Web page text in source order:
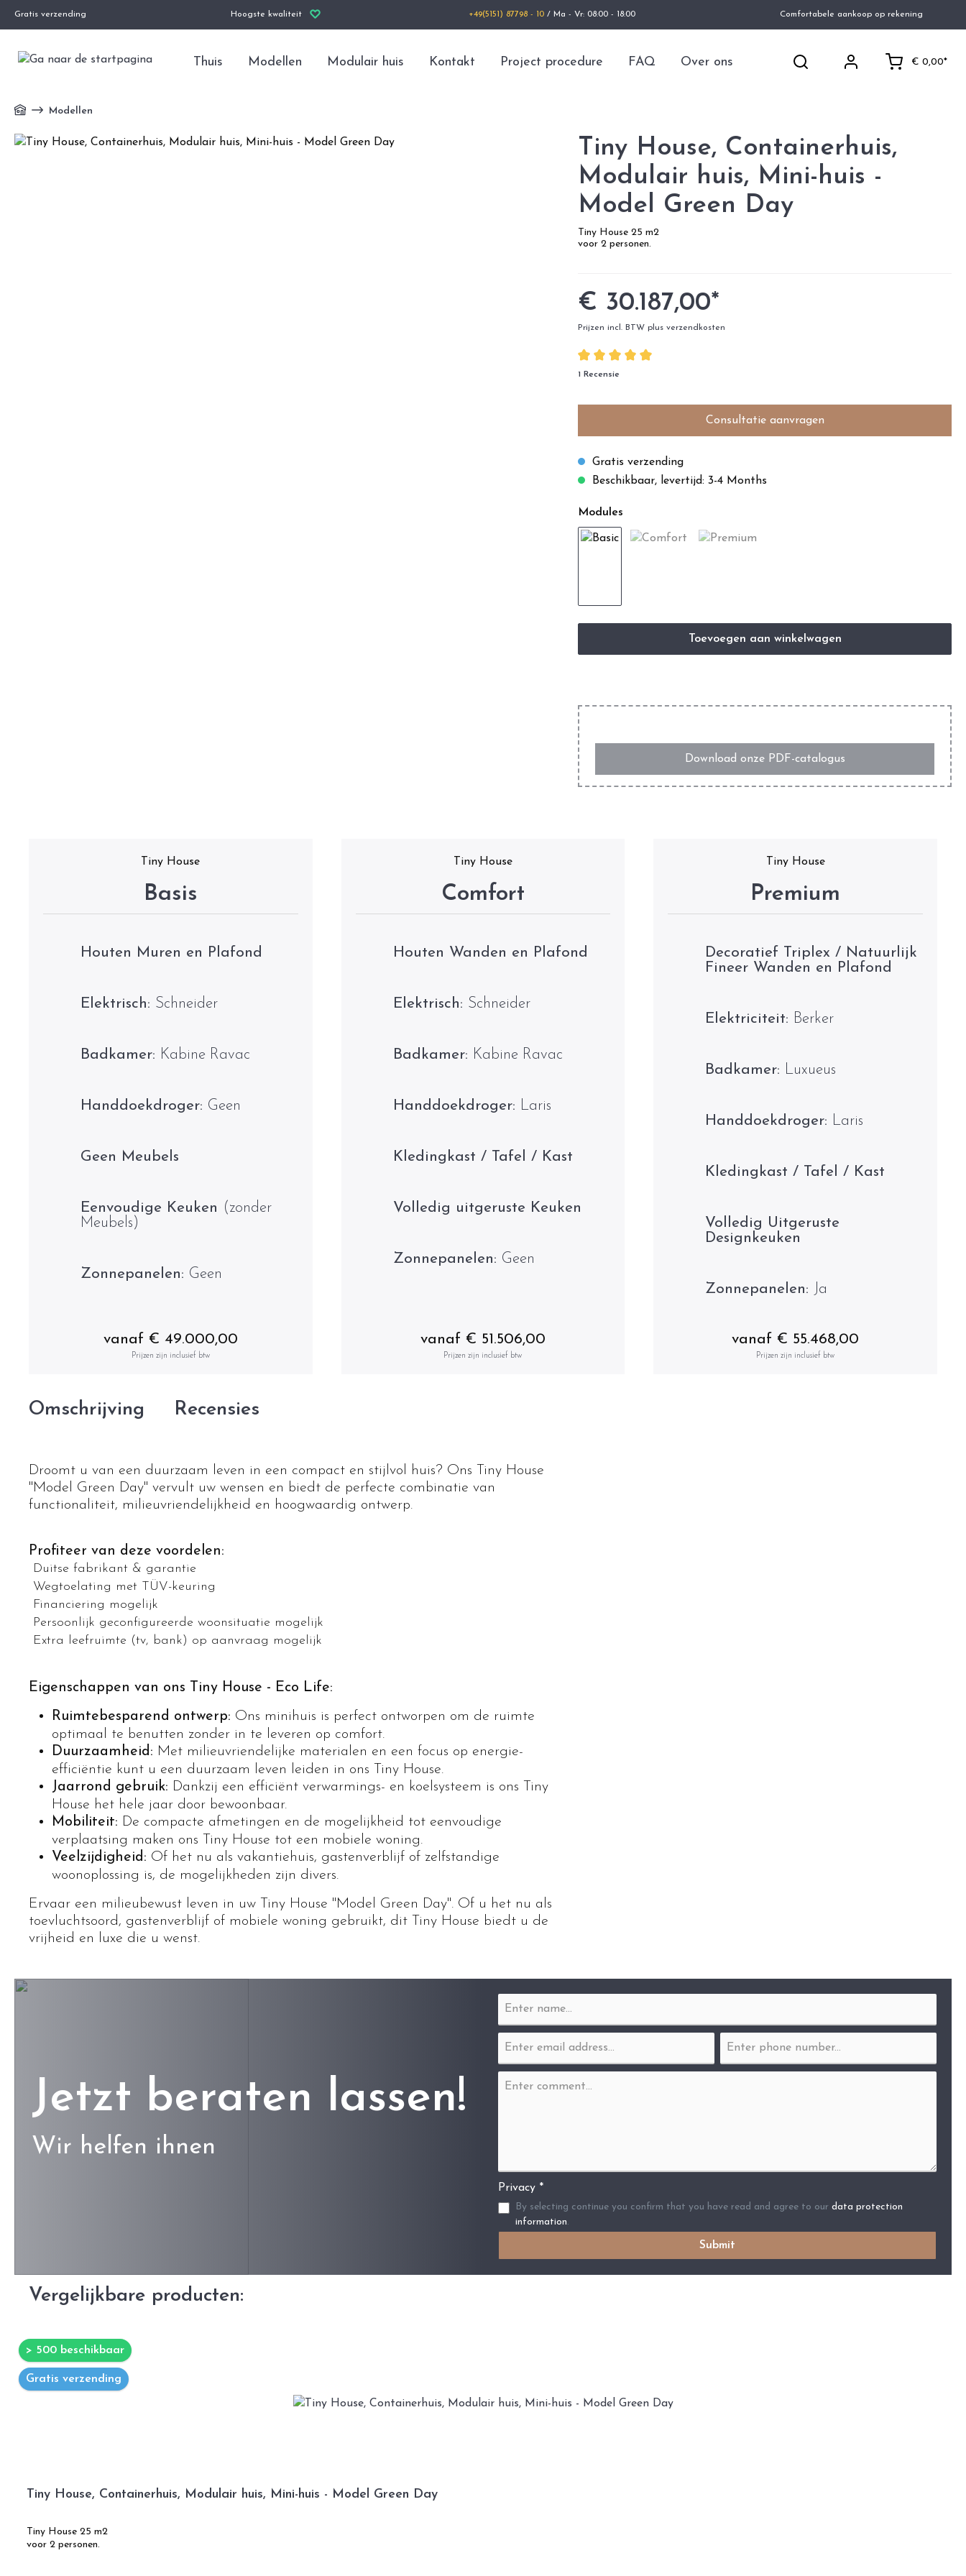
Gratis verzending Hoogste kwaliteit +49(5151) 87798 - 10 / Ma - Vr: 08:00 - 18:00 Comfortabele aankoop op rekening
Thuis Modellen Modulair huis Kontakt Project procedure FAQ Over ons € 0,00*
Modellen
Tiny House, Containerhuis,
Modulair huis, Mini-huis -
Model Green Day
Tiny House 25 m2
voor 2 personen.
€ 30.187,00*
Prijzen incl. BTW plus verzendkosten
1 Recensie
Consultatie aanvragen
Gratis verzending
Beschikbaar, levertijd: 3-4 Months
Modules
Toevoegen aan winkelwagen
Download onze PDF-catalogus
Tiny House
Basis
Houten Muren en Plafond
Elektrisch: Schneider
Badkamer: Kabine Ravac
Handdoekdroger: Geen
Geen Meubels
Eenvoudige Keuken (zonder
Meubels)
Zonnepanelen: Geen
vanaf € 49.000,00
Prijzen zijn inclusief btw
Tiny House
Comfort
Houten Wanden en Plafond
Elektrisch: Schneider
Badkamer: Kabine Ravac
Handdoekdroger: Laris
Kledingkast / Tafel / Kast
Volledig uitgeruste Keuken
Zonnepanelen: Geen
vanaf € 51.506,00
Prijzen zijn inclusief btw
Tiny House
Premium
Decoratief Triplex / Natuurlijk
Fineer Wanden en Plafond
Elektriciteit: Berker
Badkamer: Luxueus
Handdoekdroger: Laris
Kledingkast / Tafel / Kast
Volledig Uitgeruste
Designkeuken
Zonnepanelen: Ja
vanaf € 55.468,00
Prijzen zijn inclusief btw
Omschrijving Recensies
Droomt u van een duurzaam leven in een compact en stijlvol huis? Ons Tiny House
"Model Green Day" vervult uw wensen en biedt de perfecte combinatie van
functionaliteit, milieuvriendelijkheid en hoogwaardig ontwerp.
Profiteer van deze voordelen:
Duitse fabrikant & garantie
Wegtoelating met TÜV-keuring
Financiering mogelijk
Persoonlijk geconfigureerde woonsituatie mogelijk
Extra leefruimte (tv, bank) op aanvraag mogelijk
Eigenschappen van ons Tiny House - Eco Life:
Ruimtebesparend ontwerp: Ons minihuis is perfect ontworpen om de ruimte
optimaal te benutten zonder in te leveren op comfort.
Duurzaamheid: Met milieuvriendelijke materialen en een focus op energie-
efficiëntie kunt u een duurzaam leven leiden in ons Tiny House.
Jaarrond gebruik: Dankzij een efficiënt verwarmings- en koelsysteem is ons Tiny
House het hele jaar door bewoonbaar.
Mobiliteit: De compacte afmetingen en de mogelijkheid tot eenvoudige
verplaatsing maken ons Tiny House tot een mobiele woning.
Veelzijdigheid: Of het nu als vakantiehuis, gastenverblijf of zelfstandige
woonoplossing is, de mogelijkheden zijn divers.
Ervaar een milieubewust leven in uw Tiny House "Model Green Day". Of u het nu als
toevluchtsoord, gastenverblijf of mobiele woning gebruikt, dit Tiny House biedt u de
vrijheid en luxe die u wenst.
Jetzt beraten lassen!
Wir helfen ihnen
Privacy *
By selecting continue you confirm that you have read and agree to our data protection
information.
Submit
Vergelijkbare producten:
> 500 beschikbaar
Gratis verzending
Tiny House, Containerhuis, Modulair huis, Mini-huis - Model Green Day
Tiny House 25 m2
voor 2 personen.